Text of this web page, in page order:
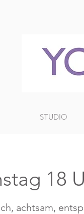
STUDIO
18
achtsam,